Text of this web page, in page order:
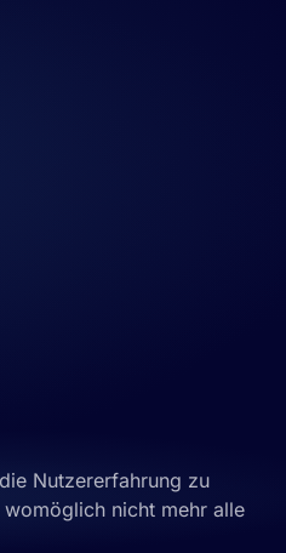
Nutzererfahrung zu
nicht mehr alle